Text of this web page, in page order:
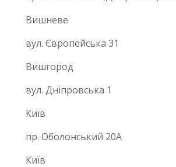
Вишневе
вул. Європейська 31
Вишгород
вул. Дніпровська 1
Київ
пр. Оболонський 20А
Київ